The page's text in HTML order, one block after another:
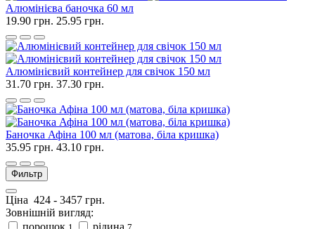
Алюмінієва баночка 60 мл
19.90 грн. 25.95 грн.
Алюмінієвий контейнер для свічок 150 мл
31.70 грн. 37.30 грн.
Баночка Афіна 100 мл (матова, біла кришка)
35.95 грн. 43.10 грн.
Фильтр
Ціна 424 - 3457 грн.
Зовнішній вигляд:
порошок
рідина